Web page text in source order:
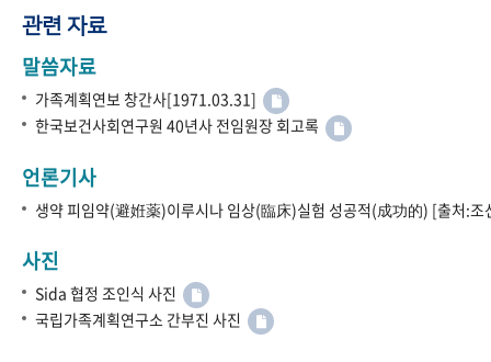
관련 자료
말씀자료
가족계획연보 창간사[1971.03.31]
한국보건사회연구원 40년사 전임원장 회고록
언론기사
생약 피임약(避姙薬)이루시나 임상(臨床)실험 성공적(成功的) [출처:
사진
Sida 협정 조인식 사진
국립가족계획연구소 간부진 사진